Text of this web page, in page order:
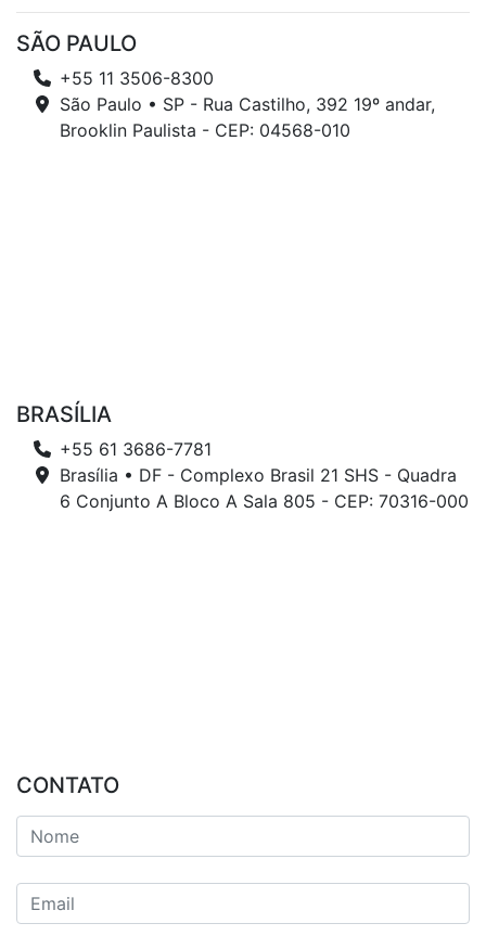
SÃO PAULO
+55 11 3506-8300
São Paulo • SP - Rua Castilho, 392 19º andar,
Brooklin Paulista - CEP: 04568-010
BRASÍLIA
+55 61 3686-7781
Brasília • DF - Complexo Brasil 21 SHS - Quadra
6 Conjunto A Bloco A Sala 805 - CEP: 70316-000
CONTATO